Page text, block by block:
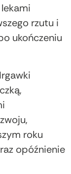
rzutu i
ukończeniu
roku
opóźnienie